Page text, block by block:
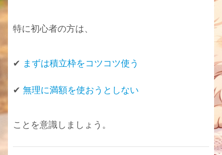
特に初心者の方は、
✔ まずは積立枠をコツコツ使う
✔ 無理に満額を使おうとしない
ことを意識しましょう。